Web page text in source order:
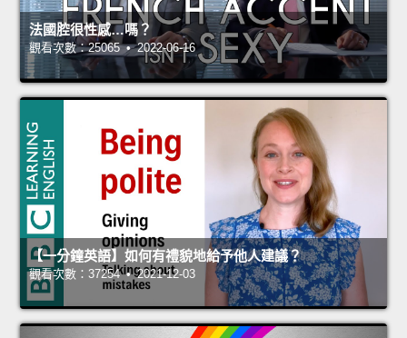
法國腔很性感…嗎？
觀看次數：25065 • 2022-06-16
【一分鐘英語】如何有禮貌地給予他人建議？
觀看次數：37254 • 2021-12-03